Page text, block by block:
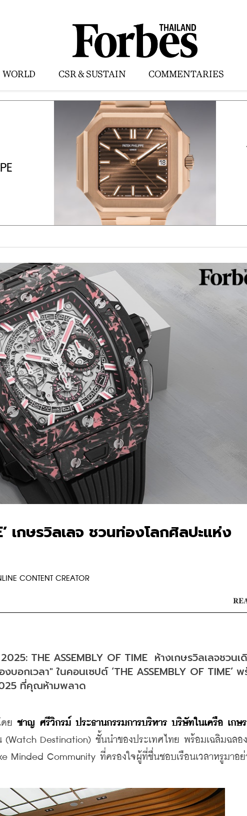
WORLD CSR & SUSTAIN COMMENTARIES
เกษรวิลเลจ ชวนท่องโลกศิลปะแห่ง
CONTENT CREATOR
THE ASSEMBLY OF TIME  ห้างเกษรวิลเลจชวนเ
อกเวลา" ในคอนเซปต์ ‘THE ASSEMBLY OF TIME’
ที่คุณห้ามพลาด
ดย ชาญ ศรีวิกรม์ ประธานกรรมการบริหาร บริษัทในเครือ
(Watch Destination) ชั้นนำของประเทศไทย พร้อมเฉลิมฉลอ
Minded Community ที่ครองใจผู้ที่ชื่นชอบเรือนเวลาหรูมาอย่